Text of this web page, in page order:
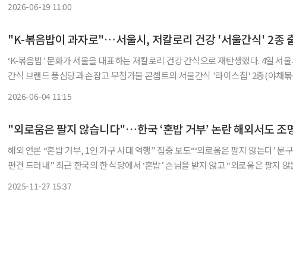
2026-06-19 11:00
"K-볶음밥이 과자로"…서울시, 저칼로리 건강 '서울간식' 2종
‘K-볶음밥’ 문화가 서울을 대표하는 저칼로리 건강 간식으로 재탄생했다. 4일 서울시는 건강
간식 브랜드 풍심당과 손잡고 무첨가물 콘셉트의 서울간식 '라이스칩' 2종(야채
2026-06-04 11:15
"외로움은 팔지 않습니다"…한국 ‘혼밥 거부’ 논란 해외서도 조
해외 언론 “혼밥 거부, 1인 가구 시대 역행” 집중 보도“‘외로움은 팔지 않는다’ 문
편견 드러내” 최근 한국의 한 식당에서 ‘혼밥’ 손님을 받지 않고 “외로움은 팔지 않는다. 혼자
2025-11-27 15:37